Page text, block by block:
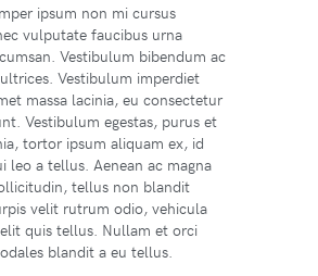
ipsum non mi cursus
vulputate faucibus urna
Vestibulum bibendum ac
Vestibulum imperdiet
massa lacinia, eu consectetur
Vestibulum egestas, purus et
tortor ipsum aliquam ex, id
leo a tellus. Aenean ac magna
tellus non blandit
velit rutrum odio, vehicula
quis tellus. Nullam et orci
blandit a eu tellus.